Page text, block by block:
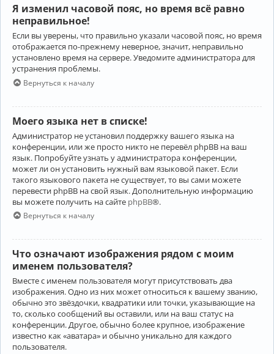
Я изменил часовой пояс, но время всё равно
неправильное!
Если вы уверены, что правильно указали часовой пояс, но время
отображается по-прежнему неверное, значит, неправильно
установлено время на сервере. Уведомите администратора для
устранения проблемы.
Вернуться к началу
Моего языка нет в списке!
Администратор не установил поддержку вашего языка на
конференции, или же просто никто не перевёл phpBB на ваш
язык. Попробуйте узнать у администратора конференции,
может ли он установить нужный вам языковой пакет. Если
такого языкового пакета не существует, то вы сами можете
перевести phpBB на свой язык. Дополнительную информацию
вы можете получить на сайте phpBB®.
Вернуться к началу
Что означают изображения рядом с моим
именем пользователя?
Вместе с именем пользователя могут присутствовать два
изображения. Одно из них может относиться к вашему званию,
обычно это звёздочки, квадратики или точки, указывающие на
то, сколько сообщений вы оставили, или на ваш статус на
конференции. Другое, обычно более крупное, изображение
известно как «аватара» и обычно уникально для каждого
пользователя.